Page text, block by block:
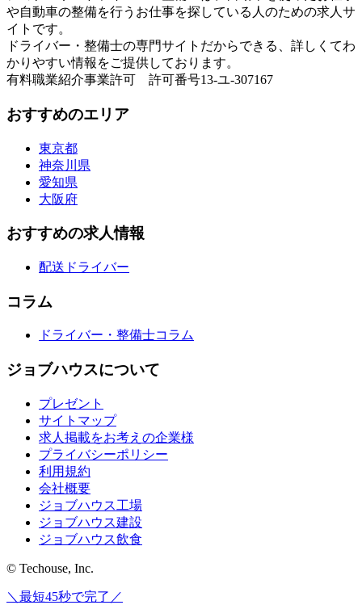
や自動車の整備を行うお仕事を探している人のための求人サ
イトです。
ドライバー・整備士の専門サイトだからできる、詳しくてわ
かりやすい情報をご提供しております。
有料職業紹介事業許可 許可番号13-ユ-307167
おすすめのエリア
東京都
神奈川県
愛知県
大阪府
おすすめの求人情報
配送ドライバー
コラム
ドライバー・整備士コラム
ジョブハウスについて
プレゼント
サイトマップ
求人掲載をお考えの企業様
プライバシーポリシー
利用規約
会社概要
ジョブハウス工場
ジョブハウス建設
ジョブハウス飲食
© Techouse, Inc.
＼最短45秒で完了／